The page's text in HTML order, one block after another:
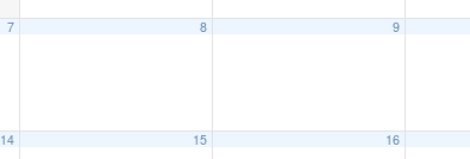
7 8 9
14 15 16